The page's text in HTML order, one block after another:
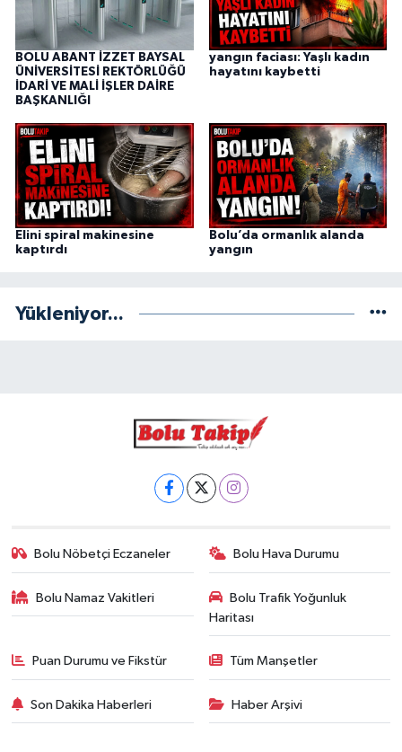
BOLU ABANT İZZET BAYSAL
ÜNİVERSİTESİ REKTÖRLÜĞÜ
İDARİ VE MALİ İŞLER DAİRE
BAŞKANLIĞI
yangın faciası: Yaşlı kadın
hayatını kaybetti
Elini spiral makinesine
kaptırdı
Bolu’da ormanlık alanda
yangın
Yükleniyor...
Bolu Nöbetçi Eczaneler Bolu Hava Durumu
Bolu Namaz Vakitleri
Bolu Trafik Yoğunluk
Haritası
Puan Durumu ve Fikstür Tüm Manşetler
Son Dakika Haberleri Haber Arşivi